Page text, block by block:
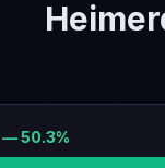
—50.3%